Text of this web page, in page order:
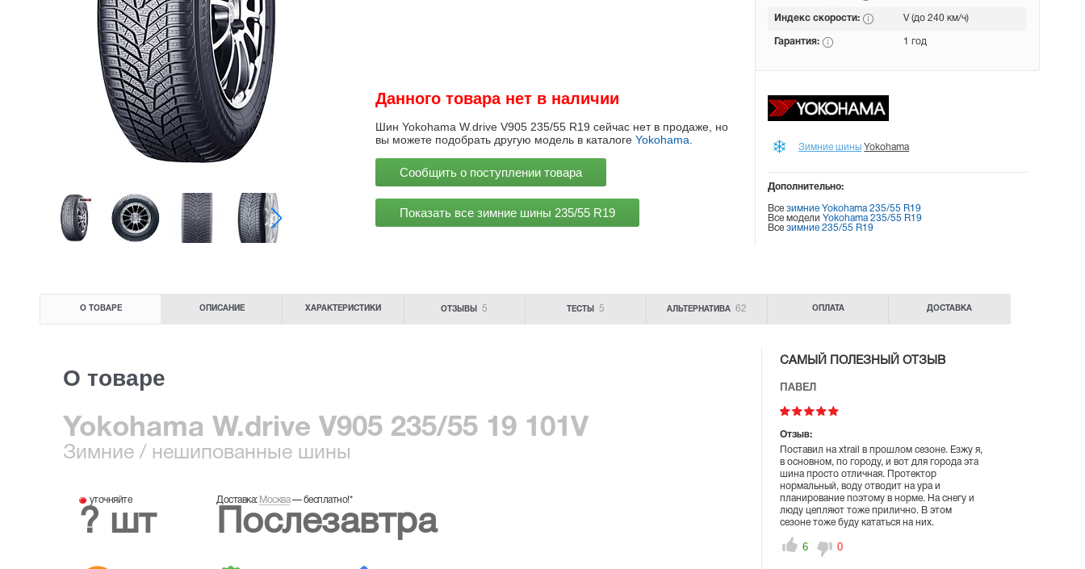
Данного товара нет в наличии
Шин Yokohama W.drive V905 235/55 R19 сейчас нет в продаже, но
вы можете подобрать другую модель в каталоге Yokohama
Сообщить о поступлении товара
Показать все зимние шины 235/55 R19
Индекс скорости: V (до 240 км/ч)
Гарантия: 1 год
Зимние шины Yokohama
Дополнительно:
Всезимние Yokohama 235/55 R19
Все моделиYokohama 235/55 R19
Всезимние 235/55 R19
О ТОВАРЕ ОПИСАНИЕ ХАРАКТЕРИСТИКИ ОТЗЫВЫ 5 ТЕСТЫ 5 АЛЬТЕРНАТИВА 62 ОПЛАТА ДОСТАВКА
О товаре
Yokohama W.drive V905 235/55 19 101V
Зимние / нешипованные шины
уточняйте
? шт
Доставка: Москва—бесплатно!*
Послезавтра
САМЫЙ ПОЛЕЗНЫЙ ОТЗЫВ
ПАВЕЛ
Отзыв:
Поставил на xtrail в прошлом сезоне. Езжу я,
в основном, по городу, и вот для города эта
шина просто отличная. Протектор
нормальный, воду отводит на ура и
планирование поэтому в норме. На снегу и
люду цепляют тоже прилично. В этом
сезоне тоже буду кататься на них.
6 0